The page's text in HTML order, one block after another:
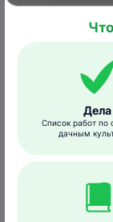
Дела
Список работ по
дачным